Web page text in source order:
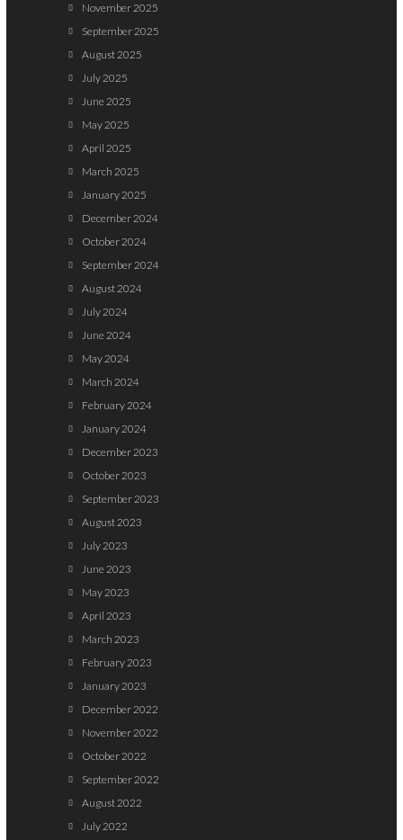
November 2025
September 2025
August 2025
July 2025
June 2025
May 2025
April 2025
March 2025
January 2025
December 2024
October 2024
September 2024
August 2024
July 2024
June 2024
May 2024
March 2024
February 2024
January 2024
December 2023
October 2023
September 2023
August 2023
July 2023
June 2023
May 2023
April 2023
March 2023
February 2023
January 2023
December 2022
November 2022
October 2022
September 2022
August 2022
July 2022